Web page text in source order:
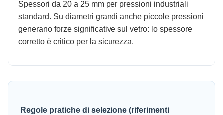
Spessori da 20 a 25 mm per pressioni industriali
standard. Su diametri grandi anche piccole pressioni
generano forze significative sul vetro: lo spessore
corretto è critico per la sicurezza.
Regole pratiche di selezione (riferimenti